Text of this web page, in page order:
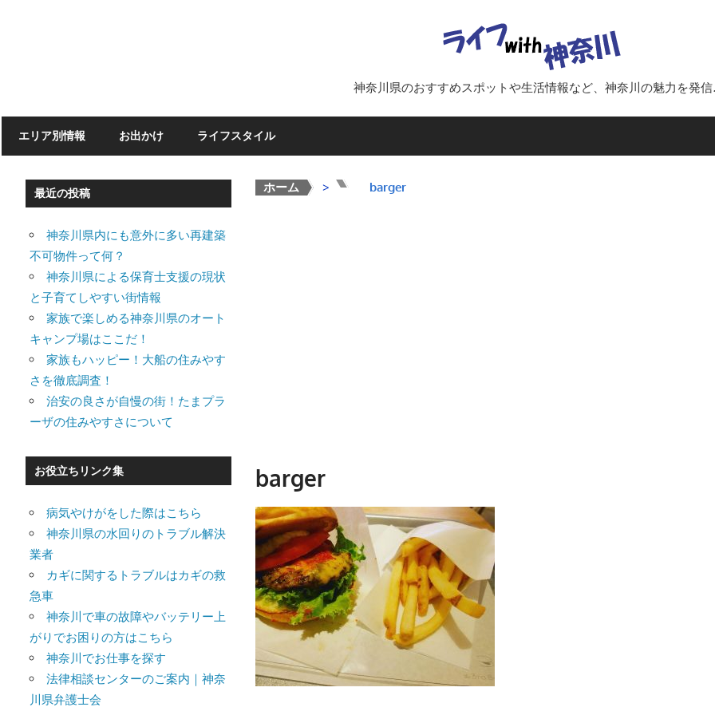
イ
フ
神奈川県のおすすめスポットや生活情報など、神奈川の魅力を発信
エリア別情報 お出かけ ライフスタイル
ホーム > > barger
barger
最近の投稿
神奈川県内にも意外に多い再建築
不可物件って何？
神奈川県による保育士支援の現状
と子育てしやすい街情報
家族で楽しめる神奈川県のオート
キャンプ場はここだ！
家族もハッピー！大船の住みやす
さを徹底調査！
治安の良さが自慢の街！たまプラ
ーザの住みやすさについて
お役立ちリンク集
病気やけがをした際はこちら
神奈川県の水回りのトラブル解決
業者
カギに関するトラブルはカギの救
急車
神奈川で車の故障やバッテリー上
がりでお困りの方はこちら
神奈川でお仕事を探す
法律相談センターのご案内｜神奈
川県弁護士会